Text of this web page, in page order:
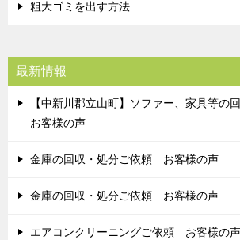
粗大ゴミを出す方法
最新情報
【中新川郡立山町】ソファー、家具等の
お客様の声
金庫の回収・処分ご依頼 お客様の声
金庫の回収・処分ご依頼 お客様の声
エアコンクリーニングご依頼 お客様の声